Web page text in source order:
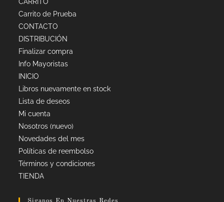
Carrito de Prueba
CONTACTO
DISTRIBUCIÓN
Finalizar compra
Info Mayoristas
INICIO
Libros nuevamente en stock
Lista de deseos
Mi cuenta
Nosotros (nuevo)
Novedades del mes
Políticas de reembolso
Términos y condiciones
TIENDA
Siganos En Nuestras Redes